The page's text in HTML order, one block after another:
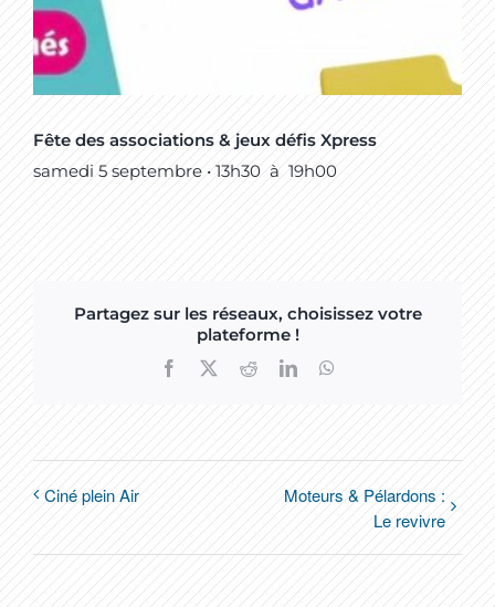
Fête des associations & jeux défis Xpress
samedi 5 septembre • 13h30 à 19h00
Partagez sur les réseaux, choisissez votre
plateforme !
Facebook RedditLinkedIn
Ciné plein Air
Moteurs & Pélardons :
Le revivre